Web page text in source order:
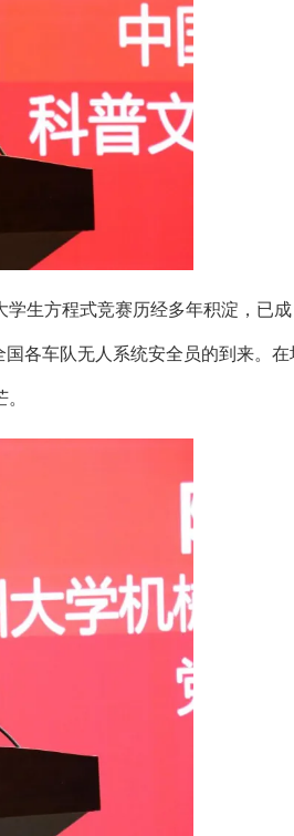
生方程式竞赛历经多年积淀，已成
各车队无人系统安全员的到来。在